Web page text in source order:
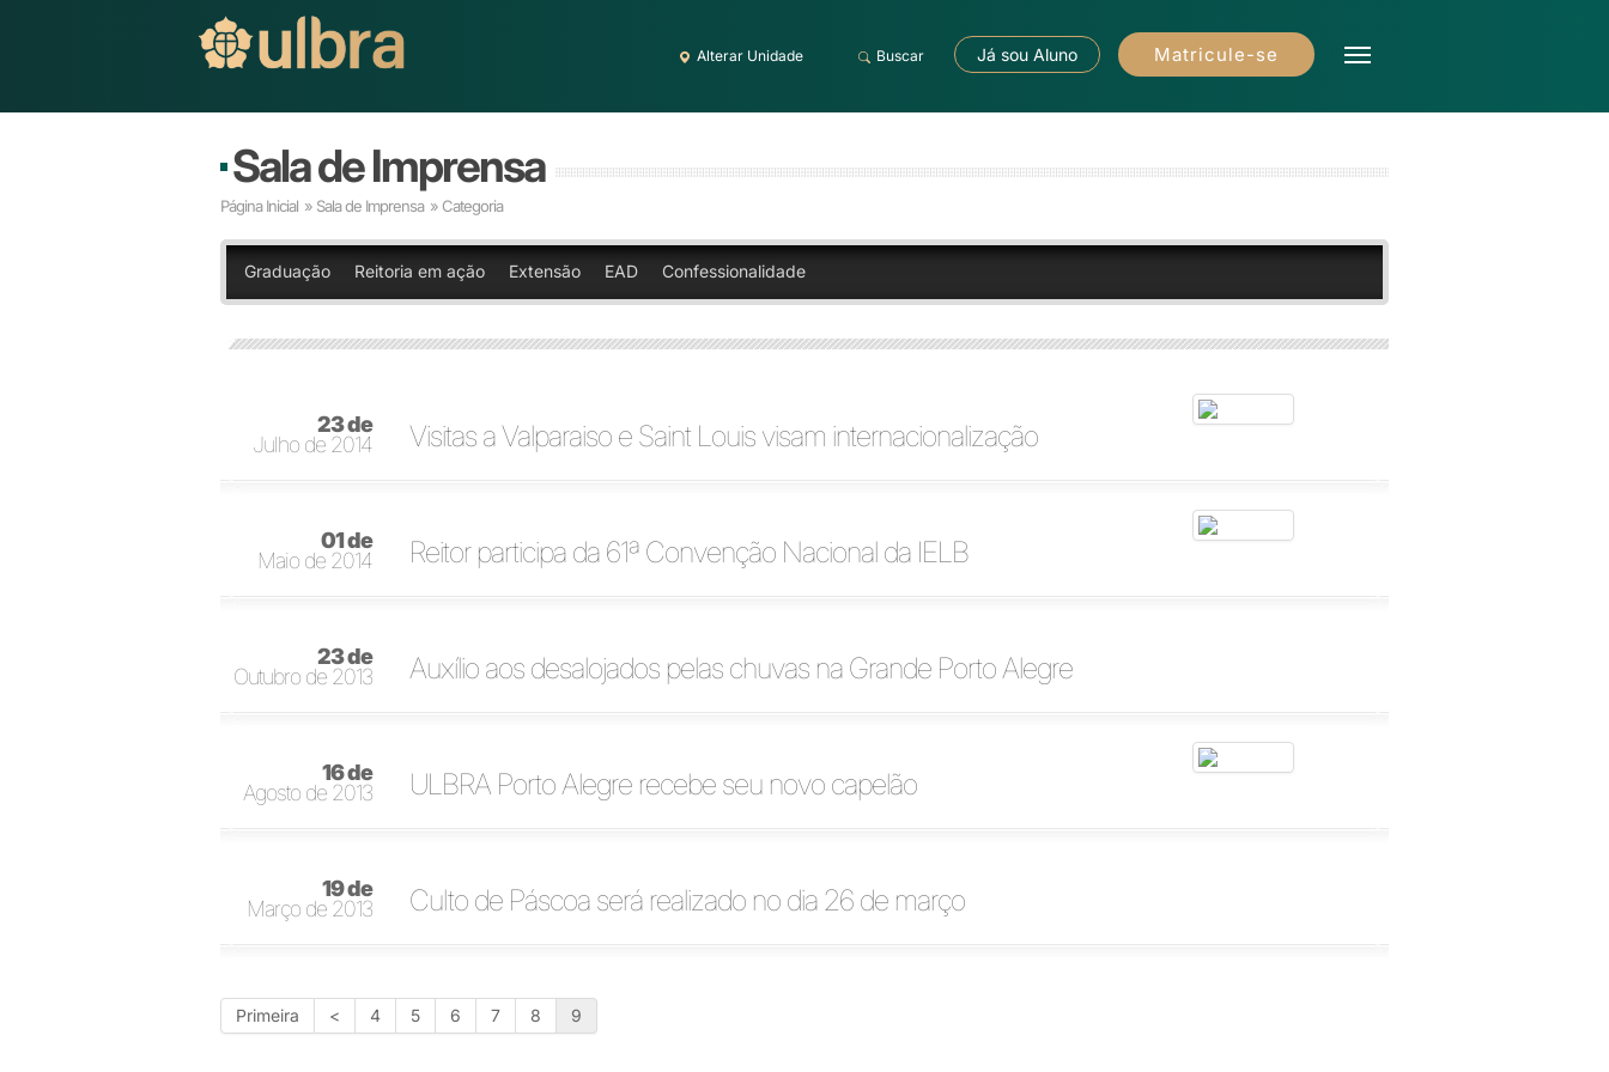
Alterar Unidade Buscar Já sou Aluno Matricule-se
Sala de Imprensa
Página Inicial » Sala de Imprensa » Categoria
Graduação Reitoria em ação Extensão EAD Confessionalidade
23 de
Julho de 2014
Visitas a Valparaiso e Saint Louis visam internacionalização
01 de
Maio de 2014
Reitor participa da 61ª Convenção Nacional da IELB
23 de
Outubro de 2013
Auxílio aos desalojados pelas chuvas na Grande Porto Alegre
16 de
Agosto de 2013
ULBRA Porto Alegre recebe seu novo capelão
19 de
Março de 2013
Culto de Páscoa será realizado no dia 26 de março
Primeira < 4 5 6 7 8 9